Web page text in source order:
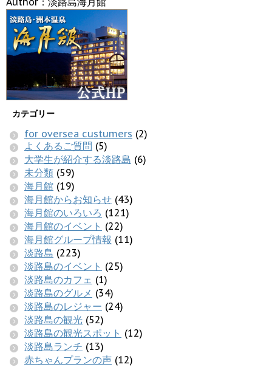
カテゴリー
for oversea custumers (2)
よくあるご質問 (5)
大学生が紹介する淡路島 (6)
未分類 (59)
海月館 (19)
海月館からお知らせ (43)
海月館のいろいろ (121)
海月館のイベント (22)
海月館グループ情報 (11)
淡路島 (223)
淡路島のイベント (25)
淡路島のカフェ (1)
淡路島のグルメ (34)
淡路島のレジャー (24)
淡路島の観光 (52)
淡路島の観光スポット (12)
淡路島ランチ (13)
赤ちゃんプランの声 (12)